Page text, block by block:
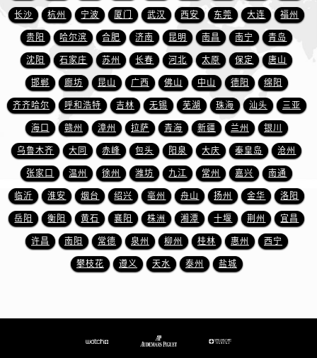
江西省赣州市章贡区文清路爱彼售后服务中心（需提前预约）
江西省吉安市吉州区井冈山大道爱彼售后服务中心（需提前预约）
江西省景德镇市珠山区珠山中路爱彼售后服务中心（需提前预约）
江西省九江市浔阳区浔阳路爱彼售后服务中心（需提前预约）
江西省南昌市红谷滩新区红谷中大道998号绿地双子塔（中央广场）A1座办公楼14层1407室爱彼售后服务中心（需提前预约）
江西省萍乡市安源区萍安北大道与康庄路交叉口爱彼售后服务中心（需提前预约）
江西省上饶市信州区滨江西路爱彼售后服务中心（需提前预约）
江西省新余市渝水区北湖西路爱彼售后服务中心（需提前预约）
江西省宜春市袁州区中山中路爱彼售后服务中心（需提前预约）
江西省鹰潭市月湖区胜利东路爱彼售后服务中心（需提前预约）
山东省德州市德城区东风中路爱彼售后服务中心（需提前预约）
山东省东营市东营区济南路爱彼售后服务中心（需提前预约）
山东省济南市历下区经十路11111号华润中心写字楼（万象城）15层1508室爱彼售后服务中心（需提前预约）
长沙 杭州 宁波 厦门 武汉 西安 东莞 大连 福州
贵阳 哈尔滨 合肥 济南 昆明 南昌 南宁 青岛
沈阳 石家庄 苏州 长春 河北 太原 保定 唐山
邯郸 廊坊 昆山 广西 佛山 中山 德阳 绵阳
齐齐哈尔 呼和浩特 吉林 无锡 芜湖 珠海 汕头 三亚
海口 赣州 漳州 拉萨 青海 新疆 兰州 银川
乌鲁木齐 大同 赤峰 包头 阳泉 大庆 秦皇岛 沧州
张家口 温州 徐州 潍坊 九江 常州 嘉兴 南通
临沂 淮安 烟台 绍兴 亳州 舟山 扬州 金华 洛阳
岳阳 衡阳 黄石 襄阳 株洲 湘潭 十堰 荆州 宜昌
许昌 南阳 常德 泉州 柳州 桂林 惠州 西宁
攀枝花 遵义 天水 泰州 盐城